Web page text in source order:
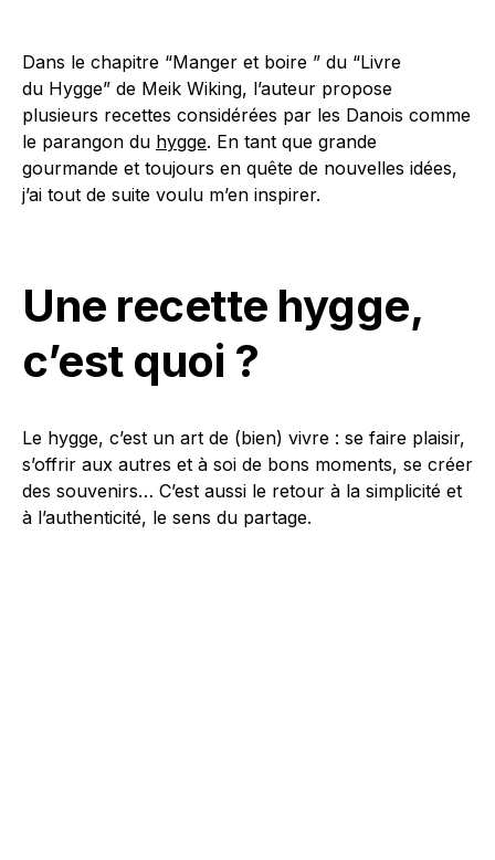
Dans le chapitre “Manger et boire ” du “Livre
du Hygge” de Meik Wiking, l’auteur propose
plusieurs recettes considérées par les Danois comme
le parangon du hygge. En tant que grande
gourmande et toujours en quête de nouvelles idées,
j’ai tout de suite voulu m’en inspirer.
Une recette hygge,
c’est quoi ?
Le hygge, c’est un art de (bien) vivre : se faire plaisir,
s’offrir aux autres et à soi de bons moments, se créer
des souvenirs… C’est aussi le retour à la simplicité et
à l’authenticité, le sens du partage.